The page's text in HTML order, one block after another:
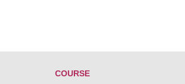
COURSE